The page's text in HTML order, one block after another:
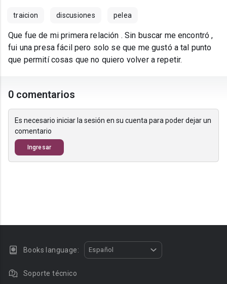
traicion discusiones pelea
Que fue de mi primera relación . Sin buscar me encontró ,
fui una presa fácil pero solo se que me gustó a tal punto
que permití cosas que no quiero volver a repetir.
0 comentarios
Es necesario iniciar la sesión en su cuenta para poder dejar un
comentario
Ingresar
Books language: Español
Soporte técnico